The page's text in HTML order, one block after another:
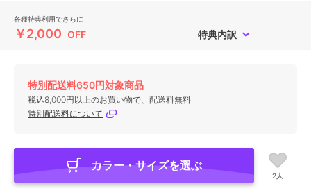
各種特典利用でさらに
￥2,000 OFF 特典内訳
特別配送料650円対象商品
税込8,000円以上のお買い物で、配送料無料
特別配送料について
カラー・サイズを選ぶ
2人